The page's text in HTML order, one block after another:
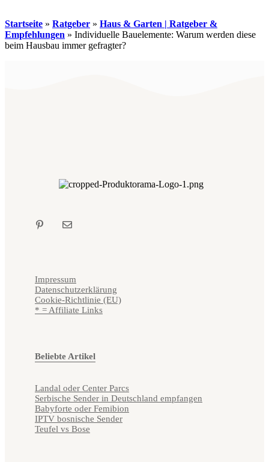
Startseite » Ratgeber » Haus & Garten | Ratgeber &
Empfehlungen » Individuelle Bauelemente: Warum werden diese
beim Hausbau immer gefragter?
Impressum
Datenschutzerklärung
Cookie-Richtlinie (EU)
* = Affiliate Links
Beliebte Artikel
Landal oder Center Parcs
Serbische Sender in Deutschland empfangen
Babyforte oder Femibion
IPTV bosnische Sender
Teufel vs Bose